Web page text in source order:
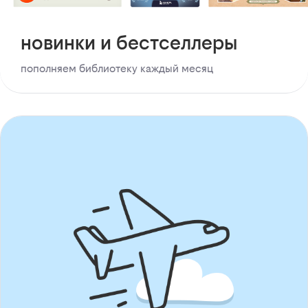
новинки и бестселлеры
пополняем библиотеку каждый месяц